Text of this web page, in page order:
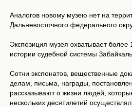
Аналогов новому музею нет на
Дальневосточного федерального
Экспозиция музея охватывает более
истории судебной системы
Сотни экспонатов, вещественные
делам, письма, награды,
рассказывают о жизни людей,
нескольких десятилетий